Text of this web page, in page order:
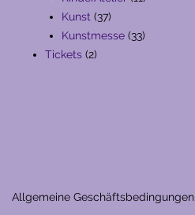
Kunst 3737
Produkte
Kunstmesse 3333
Tickets 22
Allgemeine Geschäftsbedingungen